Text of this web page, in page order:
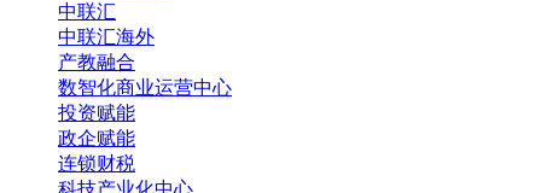
中联汇
中联汇海外
产教融合
数智化商业运营中心
投资赋能
政企赋能
连锁财税
科技产业化中心